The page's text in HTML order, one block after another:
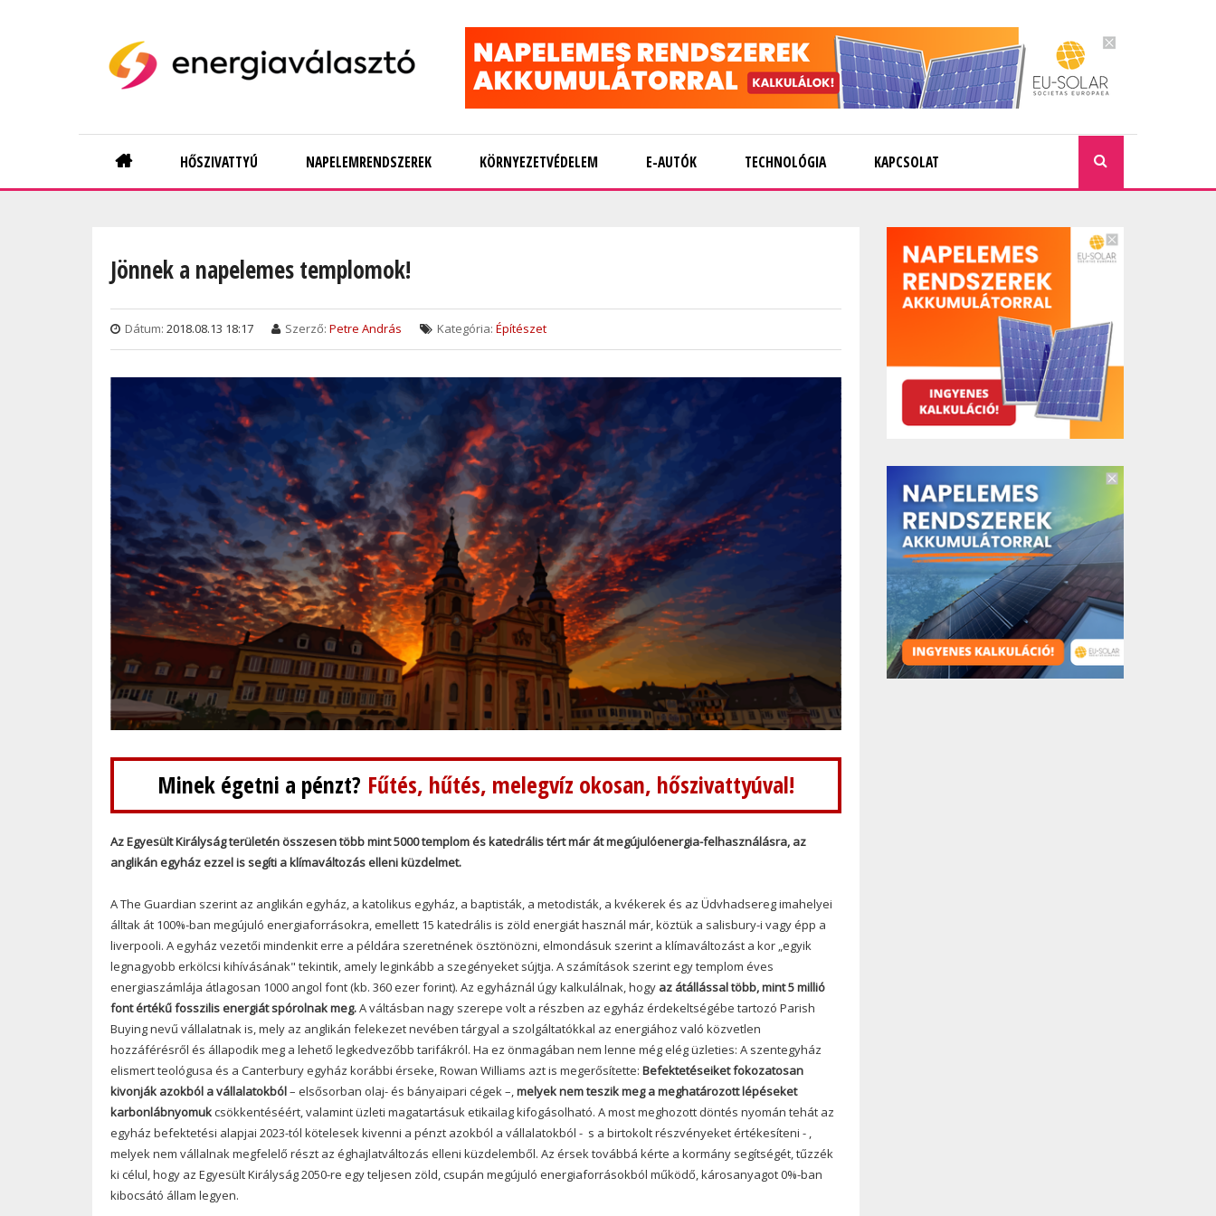
Main
navigation
HŐSZIVATTYÚ NAPELEMRENDSZEREK KÖRNYEZETVÉDELEM E-AUTÓK TECHNOLÓGIA KAPCSOLAT
Jönnek a napelemes templomok!
Dátum: 2018.08.13 18:17 Szerző: Petre András Kategória: Építészet
Minek égetni a pénzt? Fűtés, hűtés, melegvíz okosan, hőszivattyúval!
Az Egyesült Királyság területén összesen több mint 5000 templom és katedrális tért már át megújulóenergia-felhasználásra, az
anglikán egyház ezzel is segíti a klímaváltozás elleni küzdelmet.
A The Guardian szerint az anglikán egyház, a katolikus egyház, a baptisták, a metodisták, a kvékerek és az Üdvhadsereg imahelyei
álltak át 100%-ban megújuló energiaforrásokra, emellett 15 katedrális is zöld energiát használ már, köztük a salisbury-i vagy épp a
liverpooli. A egyház vezetői mindenkit erre a példára szeretnének ösztönözni, elmondásuk szerint a klímaváltozást a kor „egyik
legnagyobb erkölcsi kihívásának" tekintik, amely leginkább a szegényeket sújtja. A számítások szerint egy templom éves
energiaszámlája átlagosan 1000 angol font (kb. 360 ezer forint). Az egyháznál úgy kalkulálnak, hogy az átállással több, mint5 millió
font értékű fosszilis energiát spórolnak meg.A váltásban nagy szerepe volt a részben az egyház érdekeltségébe tartozó Parish
Buying nevű vállalatnak is, mely az anglikán felekezet nevében tárgyal a szolgáltatókkal az energiához való közvetlen
hozzáférésről és állapodik meg a lehető legkedvezőbb tarifákról. Ha ez önmagában nem lenne még elég üzleties: A szentegyház
elismert teológusa és a Canterbury egyház korábbi érseke, Rowan Williams azt is megerősítette: Befektetéseiket fokozatosan
kivonják azokból a vállalatokból– elsősorban olaj- és bányaipari cégek –,melyek nem teszik meg a meghatározott lépéseket
karbonlábnyomukcsökkentéséért, valamint üzleti magatartásuk etikailag kifogásolható. A most meghozott döntés nyomán tehát az
egyház befektetési alapjai 2023-tól kötelesek kivenni a pénzt azokból a vállalatokból - s a birtokolt részvényeket értékesíteni - ,
melyek nem vállalnak megfelelő részt az éghajlatváltozás elleni küzdelemből. Az érsek továbbá kérte a kormány segítségét, tűzzék
ki célul, hogy az Egyesült Királyság 2050-re egy teljesen zöld, csupán megújuló energiaforrásokból működő, károsanyagot 0%-ban
kibocsátó állam legyen.